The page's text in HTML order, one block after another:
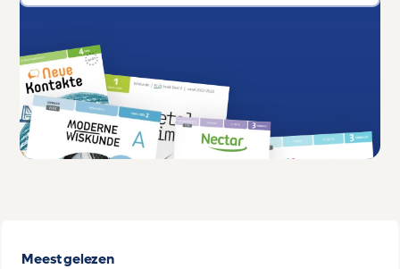
Meest gelezen